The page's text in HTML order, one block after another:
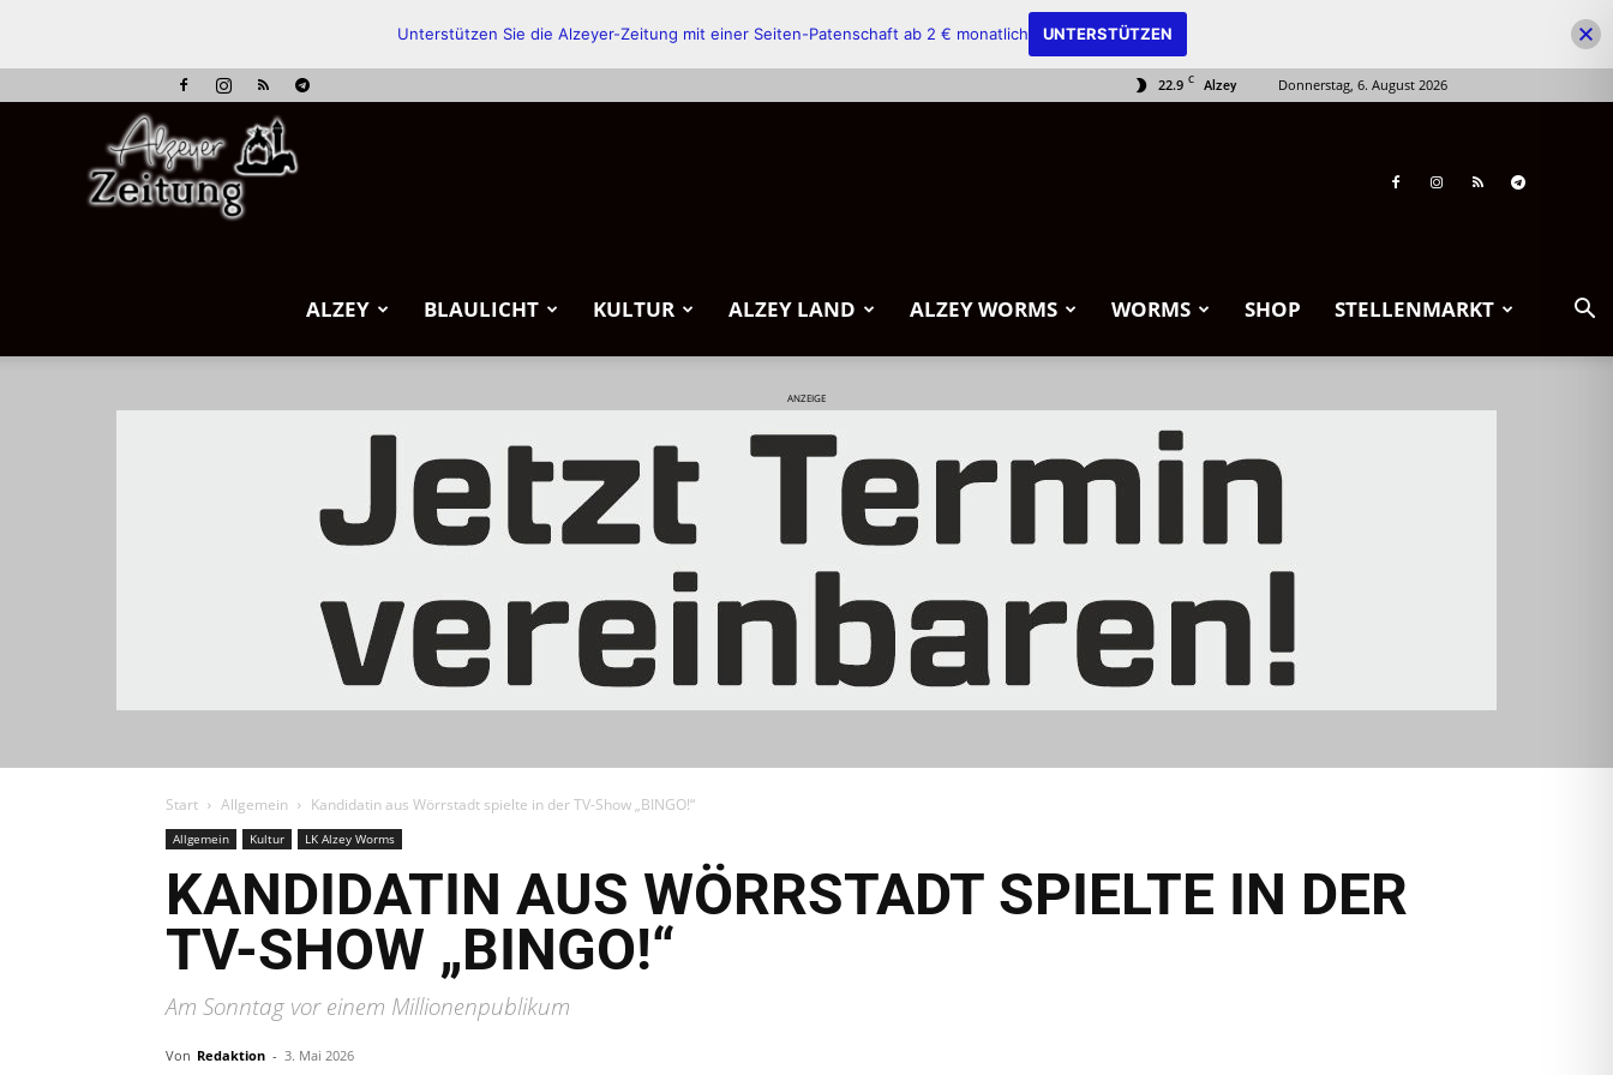
22.9 C Alzey Donnerstag, 6. August 2026
ALZEY BLAULICHT KULTUR ALZEY LAND ALZEY WORMS WORMS SHOP STELLENMARKT
ANZEIGE
Start Allgemein Kandidatin aus Wörrstadt spielte in der TV-Show „BINGO!“
Allgemein Kultur LK Alzey Worms
KANDIDATIN AUS WÖRRSTADT SPIELTE IN DER
TV-SHOW „BINGO!“
Am Sonntag vor einem Millionenpublikum
Von Redaktion - 3. Mai 2026
Unterstützen Sie die Alzeyer-Zeitung mit einer Seiten-Patenschaft ab 2 € monatlich UNTERSTÜTZEN